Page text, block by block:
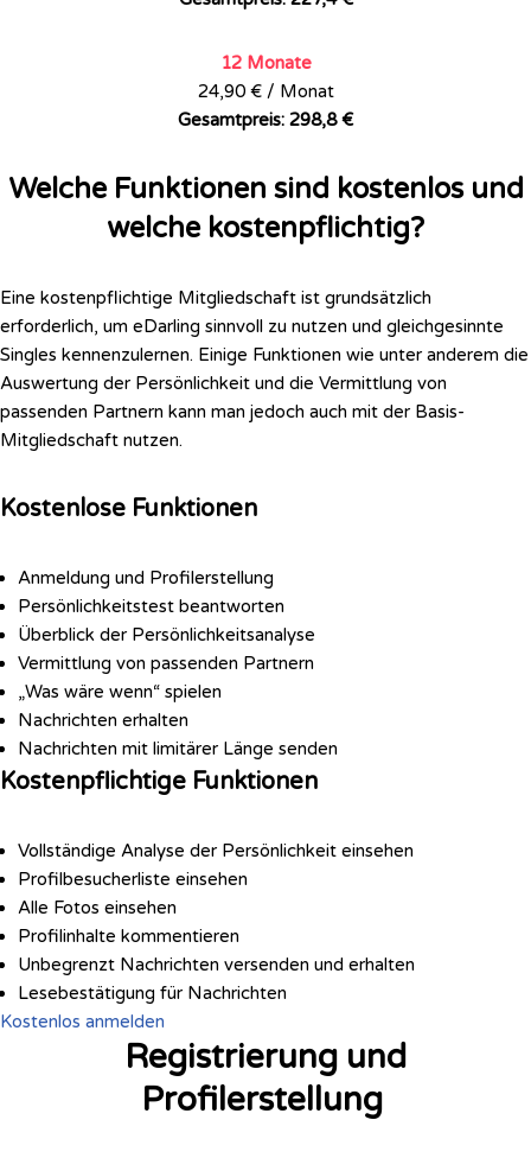
12 Monate
24,90 € / Monat
Gesamtpreis: 298,8 €
Welche Funktionen sind kostenlos und
welche kostenpflichtig?
Eine kostenpflichtige Mitgliedschaft ist grundsätzlich
erforderlich, um eDarling sinnvoll zu nutzen und gleichgesinnte
Singles kennenzulernen. Einige Funktionen wie unter anderem die
Auswertung der Persönlichkeit und die Vermittlung von
passenden Partnern kann man jedoch auch mit der Basis-
Mitgliedschaft nutzen.
Kostenlose Funktionen
Anmeldung und Profilerstellung
Persönlichkeitstest beantworten
Überblick der Persönlichkeitsanalyse
Vermittlung von passenden Partnern
„Was wäre wenn“ spielen
Nachrichten erhalten
Nachrichten mit limitärer Länge senden
Kostenpflichtige Funktionen
Vollständige Analyse der Persönlichkeit einsehen
Profilbesucherliste einsehen
Alle Fotos einsehen
Profilinhalte kommentieren
Unbegrenzt Nachrichten versenden und erhalten
Lesebestätigung für Nachrichten
Kostenlos anmelden
Registrierung und
Profilerstellung